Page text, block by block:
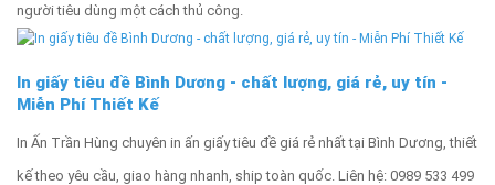
người tiêu dùng một cách thủ công.
In giấy tiêu đề Bình Dương - chất lượng, giá rẻ, uy tín -
Miễn Phí Thiết Kế
In Ấn Trần Hùng chuyên in ấn giấy tiêu đề giá rẻ nhất tại Bình Dương, thiết
kế theo yêu cầu, giao hàng nhanh, ship toàn quốc. Liên hệ: 0989 533 499